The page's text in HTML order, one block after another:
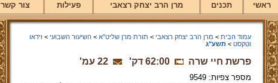
ראשי תכנים מרן הרב יצחק רצאבי פעילות צור קשר
עמוד הבית > מרן הרב יצחק רצאבי > תורת מרן שליט"א > השיעור השבועי > וידאו
וטקסט > תשע"ג
פרשת חיי שרה 62:00 דק' 22 עמ'
מספר צפיות: 9549